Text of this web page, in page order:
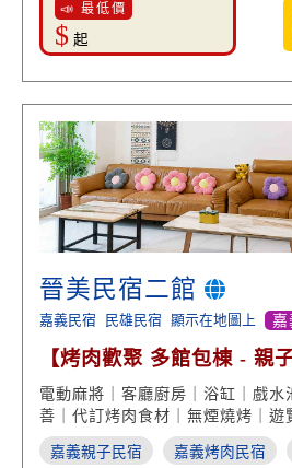
📣 最低價
$ 起
晉美民宿二館
嘉義民宿 民雄民宿 顯示在地圖上 嘉
【烤肉歡聚 多館包棟 - 親
遊】
電動麻將｜客廳廚房｜浴缸｜戲水
善｜代訂烤肉食材｜無煙燒烤｜遊
嘉義親子民宿 嘉義烤肉民宿